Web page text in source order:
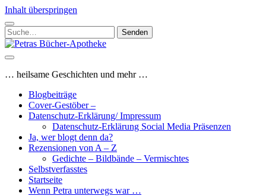
Inhalt überspringen
Suchen
nach:
Petras
Bücher-
… heilsame Geschichten und mehr …
Blogbeiträge
Cover-Gestöber –
Datenschutz-Erklärung/ Impressum
Datenschutz-Erklärung Social Media Präsenzen
Ja, wer blogt denn da?
Rezensionen von A – Z
Gedichte – Bildbände – Vermischtes
Selbstverfasstes
Startseite
Wenn Petra unterwegs war …